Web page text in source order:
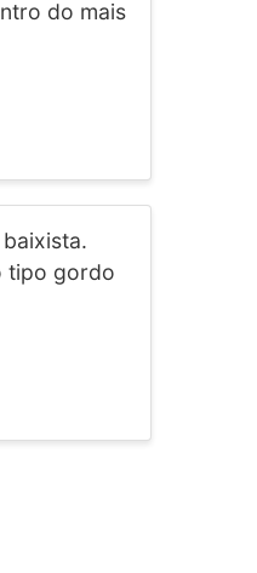
do mais
tipo gordo